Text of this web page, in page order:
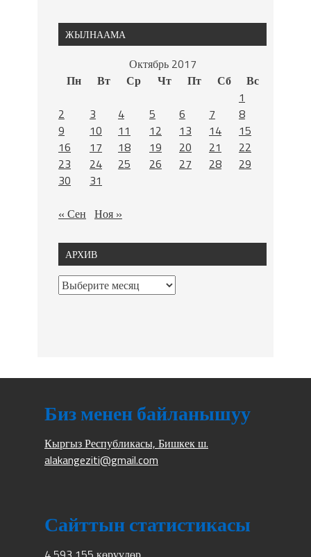
ЖЫЛНААМА
Октябрь 2017
Пн
Вт Ср Чт Пт Сб
Вс
1
2
3 4 5 6 7
8
9
10 11 12 13 14
15
16
17 18 19 20 21
22
23
24 25 26 27 28
29
30
31
« Сен Ноя »
АРХИВ
Биз менен байланышуу
Кыргыз Республикасы, Бишкек ш.
alakangeziti@gmail.com
Сайттын статистикасы